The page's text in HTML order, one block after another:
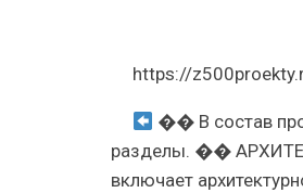
https://
�� В состав
разделы. ��
включает